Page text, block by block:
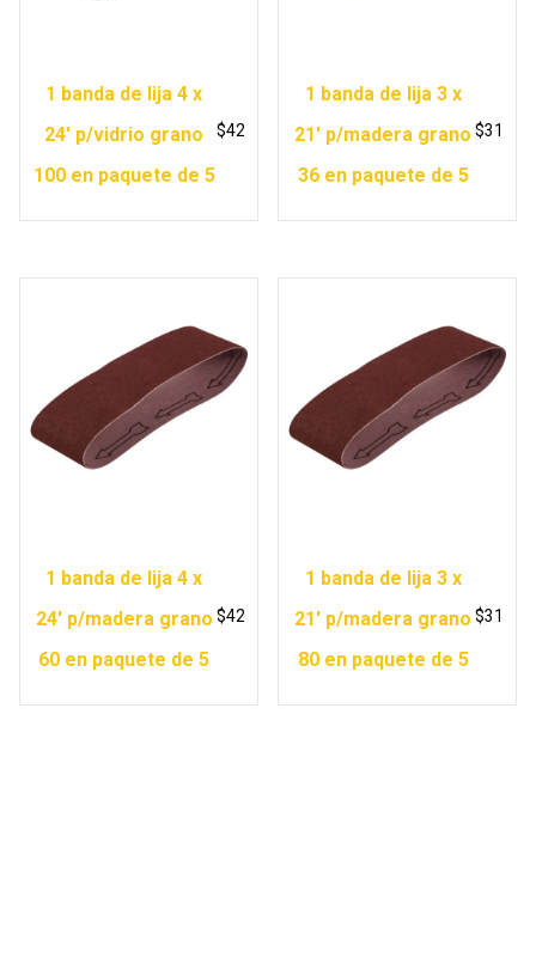
1 banda de lija 4 x
24′ p/vidrio grano
100 en paquete de 5
$42
1 banda de lija 3 x
21′ p/madera grano
36 en paquete de 5
$31
1 banda de lija 4 x
24′ p/madera grano
60 en paquete de 5
$42
1 banda de lija 3 x
21′ p/madera grano
80 en paquete de 5
$31